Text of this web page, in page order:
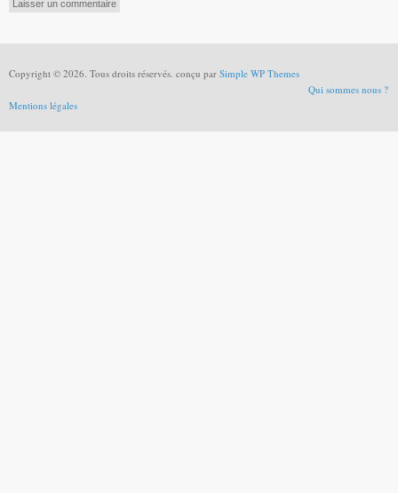
Copyright © 2026. Tous droits réservés. conçu par Simple WP Themes
Qui sommes nous ?
Mentions légales